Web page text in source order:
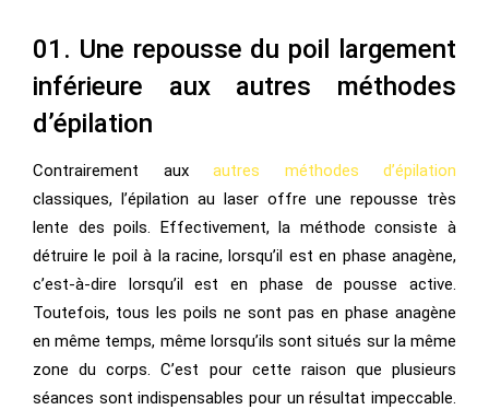
01. Une repousse du poil largement
inférieure aux autres méthodes
d’épilation
Contrairement aux autres méthodes d’épilation
classiques, l’épilation au laser offre une repousse très
lente des poils. Effectivement, la méthode consiste à
détruire le poil à la racine, lorsqu’il est en phase anagène,
c’est-à-dire lorsqu’il est en phase de pousse active.
Toutefois, tous les poils ne sont pas en phase anagène
en même temps, même lorsqu’ils sont situés sur la même
zone du corps. C’est pour cette raison que plusieurs
séances sont indispensables pour un résultat impeccable.